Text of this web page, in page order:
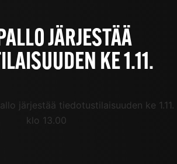
JÄRJESTÄÄ
KE 1.11.
järjestää tiedotustilaisuuden ke 1.11.
klo 13.00